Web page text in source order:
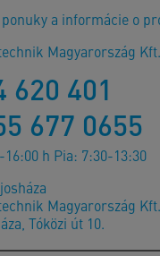
ponuky a informácie o
Magyarország Kft.
620 401
677 0655
h Pia: 7:30-13:30
Magyarország Kft.
Tóközi út 10.